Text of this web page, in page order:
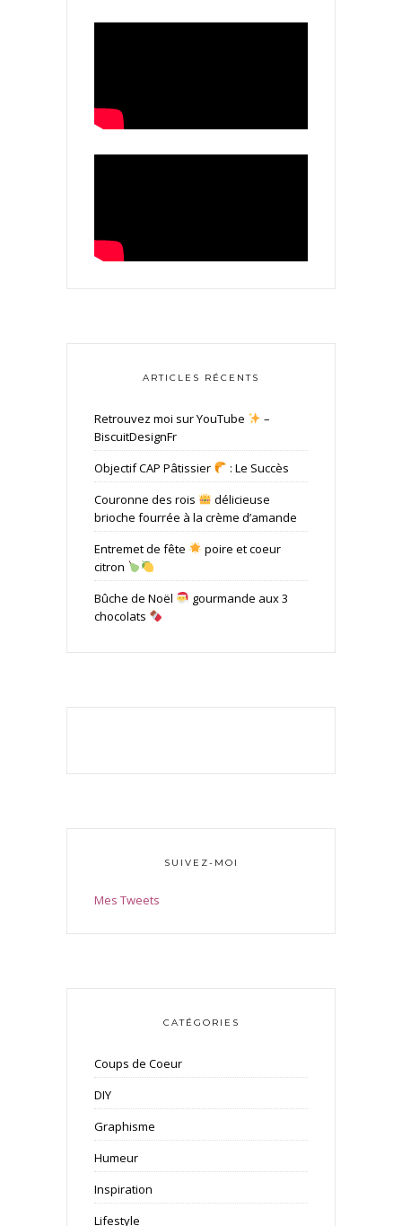
ARTICLES RÉCENTS
Retrouvez moi sur YouTube
–
BiscuitDesignFr
Objectif CAP Pâtissier
: Le Succès
Couronne des rois
délicieuse
brioche fourrée à la crème d’amande
Entremet de fête
poire et coeur
citron
Bûche de Noël
gourmande aux 3
chocolats
SUIVEZ-MOI
Mes Tweets
CATÉGORIES
Coups de Coeur
DIY
Graphisme
Humeur
Inspiration
Lifestyle